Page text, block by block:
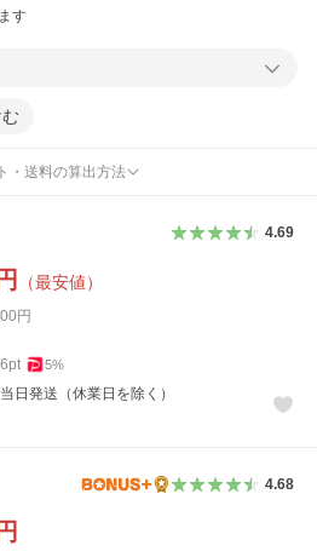
す
・送料の算出方法
4.69
円 （最安値）
円
pt 5%
日発送（休業日を除く）
4.68
円